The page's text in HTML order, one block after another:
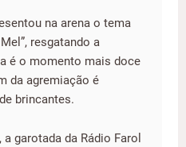
na arena o tema
resgatando a
é o momento mais doce
da agremiação é
brincantes.
garotada da Rádio Farol